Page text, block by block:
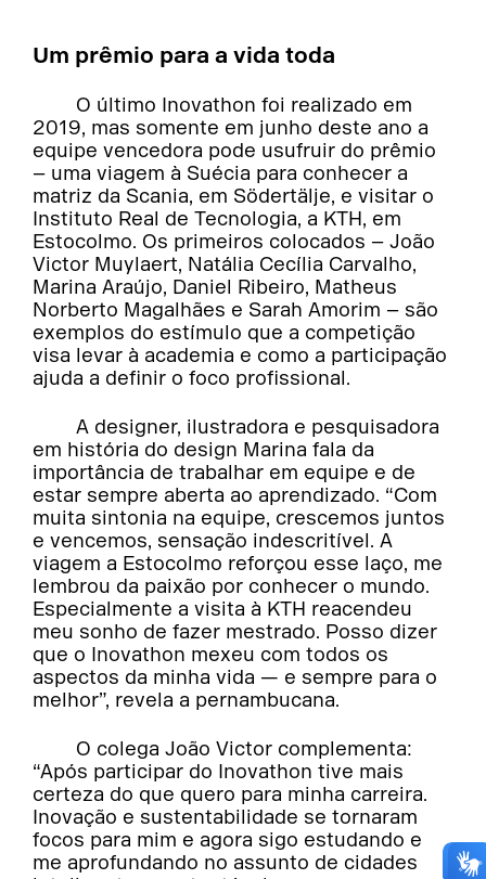
Um prêmio para a vida toda
O último Inovathon foi realizado em
2019, mas somente em junho deste ano a
equipe vencedora pode usufruir do prêmio
– uma viagem à Suécia para conhecer a
matriz da Scania, em Södertälje, e visitar o
Instituto Real de Tecnologia, a KTH, em
Estocolmo. Os primeiros colocados – João
Victor Muylaert, Natália Cecília Carvalho,
Marina Araújo, Daniel Ribeiro, Matheus
Norberto Magalhães e Sarah Amorim – são
exemplos do estímulo que a competição
visa levar à academia e como a participação
ajuda a definir o foco profissional.
A designer, ilustradora e pesquisadora
em história do design Marina fala da
importância de trabalhar em equipe e de
estar sempre aberta ao aprendizado. “Com
muita sintonia na equipe, crescemos juntos
e vencemos, sensação indescritível. A
viagem a Estocolmo reforçou esse laço, me
lembrou da paixão por conhecer o mundo.
Especialmente a visita à KTH reacendeu
meu sonho de fazer mestrado. Posso dizer
que o Inovathon mexeu com todos os
aspectos da minha vida — e sempre para o
melhor”, revela a pernambucana.
O colega João Victor complementa:
“Após participar do Inovathon tive mais
certeza do que quero para minha carreira.
Inovação e sustentabilidade se tornaram
focos para mim e agora sigo estudando e
me aprofundando no assunto de cidades